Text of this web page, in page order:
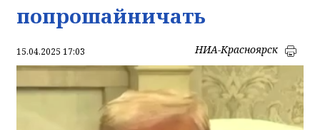
попрошайничать
15.04.2025 17:03 НИА-Красноярск